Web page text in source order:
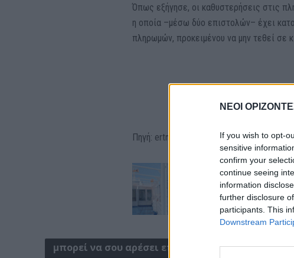
ΝΕΟΙ
If you wish to opt-
sensitive
confirm your
continue seeing
information
further disclosure
participants. This
Downstream
Όπως εξήγησε, οι καθυστερήσεις στις
η οποία –μέσω δύο επιστολών– έχει
πληρωμών, προκειμένου να μην τεθεί
Πηγή: ertnews.gr
μπορεί να σου αρέσει επίσης